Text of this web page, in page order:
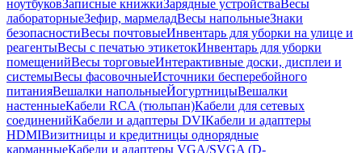
ноутбуковЗаписные книжкиЗарядные устройстваВесы
лабораторныеЗефир, мармеладВесы напольныеЗнаки
безопасностиВесы почтовыеИнвентарь для уборки на улице и
реагентыВесы с печатью этикетокИнвентарь для уборки
помещенийВесы торговыеИнтерактивные доски, дисплеи и
системыВесы фасовочныеИсточники бесперебойного
питанияВешалки напольныеЙогуртницыВешалки
настенныеКабели RCA (тюльпан)Кабели для сетевых
соединенийКабели и адаптеры DVIКабели и адаптеры
HDMIВизитницы и кредитницы однорядные
карманныеКабели и адаптеры VGA/SVGA (D-